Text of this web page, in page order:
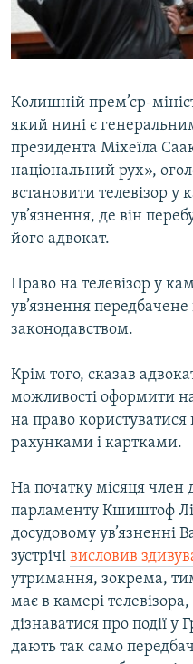
ВІДЕОУРОКИ «ELIFBE»
СВІДЧЕННЯ ОКУПАЦІЇ
ІНФОГРАФІКА
Русский
Qırımtatar
Усі сайти RFE/RL
Колишній прем’єр-
який нині є
президента Міхеїла
національний рух»,
встановити телевізор у
ув’язнення, де він
його адвокат.
Право на телевізор у
ув’язнення
законодавством.
Крім того, сказав
можливості оформити
на право
рахунками і картками.
На початку місяця член
парламенту Кшиштоф
досудовому ув’язненні
зустрічі висловив
утримання, зокрема,
має в камері
дізнаватися про події у
дають так само